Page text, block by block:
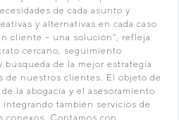
de cada asunto y
y alternativas en cada caso
cliente – una solución”, refleja
cercano, seguimiento
de la mejor estrategia
de nuestros clientes. El objeto de
la abogacía y el asesoramiento
también servicios de
conexos. Contamos con